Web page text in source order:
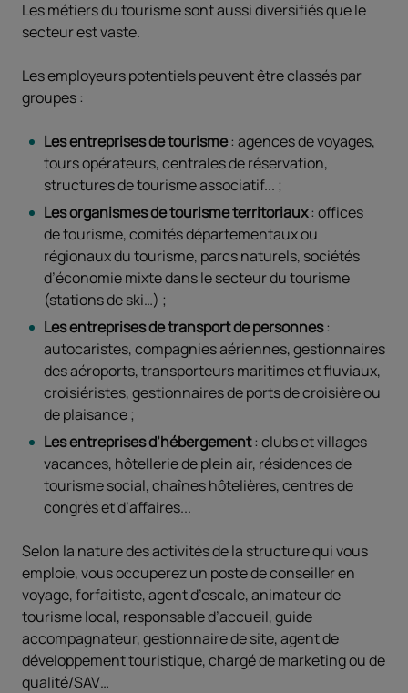
Les métiers du tourisme sont aussi diversifiés que le
secteur est vaste.
Les employeurs potentiels peuvent être classés par
groupes :
Les entreprises de tourisme: agences de voyages,
tours opérateurs, centrales de réservation,
structures de tourisme associatif... ;
Les organismes de tourisme territoriaux: offices
de tourisme, comités départementaux ou
régionaux du tourisme, parcs naturels, sociétés
d’économie mixte dans le secteur du tourisme
(stations de ski…) ;
Les entreprises de transport de personnes:
autocaristes, compagnies aériennes, gestionnaires
des aéroports, transporteurs maritimes et fluviaux,
croisiéristes, gestionnaires de ports de croisière ou
de plaisance ;
Les entreprises d’hébergement: clubs et villages
vacances, hôtellerie de plein air, résidences de
tourisme social, chaînes hôtelières, centres de
congrès et d’affaires...
Selon la nature des activités de la structure qui vous
emploie, vous occuperez un poste de conseiller en
voyage, forfaitiste, agent d’escale, animateur de
tourisme local, responsable d’accueil, guide
accompagnateur, gestionnaire de site, agent de
développement touristique, chargé de marketing ou de
qualité/SAV…